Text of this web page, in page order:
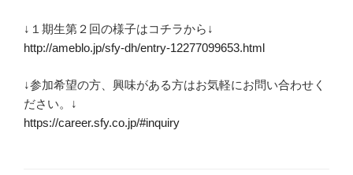
↓１期生第２回の様子はコチラから↓
http://ameblo.jp/sfy-dh/entry-12277099653.html
↓参加希望の方、興味がある方はお気軽にお問い合わせく
ださい。↓
https://career.sfy.co.jp/#inquiry